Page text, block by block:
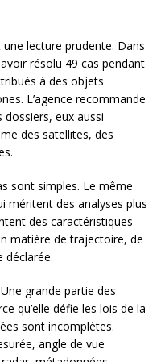
lecture prudente. Dans
résolu 49 cas pendant
à des objets
L’agence recommande
eux aussi
des satellites, des
sont simples. Le même
méritent des analyses plus
des caractéristiques
matière de trajectoire, de
grande partie des
qu’elle défie les lois de la
sont incomplètes.
angle de vue